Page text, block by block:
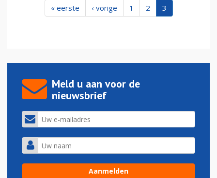
« eerste ‹ vorige 1 2 3
Meld u aan voor de
nieuwsbrief